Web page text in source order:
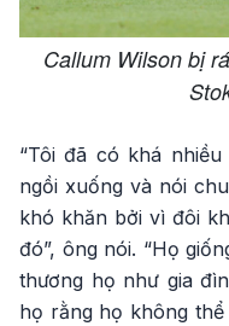
Callum Wilson bị
“Tôi đã có khá
ngồi xuống và nói
khó khăn bởi vì đôi
đó”, ông nói. “Họ
thương họ như gia
họ rằng họ không